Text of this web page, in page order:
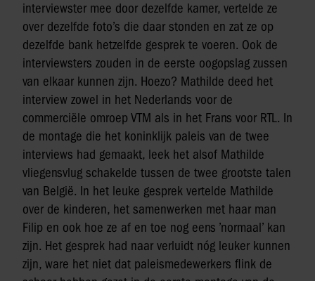
interviewster mee door dezelfde kamer, vertelde ze
over dezelfde foto’s die daar stonden en zat ze op
dezelfde bank hetzelfde gesprek te voeren. Ook de
interviewsters zouden in de eerste oogopslag zussen
van elkaar kunnen zijn. Hoezo? Mathilde deed het
interview zowel in het Nederlands voor de
commerciële omroep VTM als in het Frans voor RTL. In
de montage die het koninklijk paleis van de twee
interviews had gemaakt, leek het alsof Mathilde
vliegensvlug schakelde tussen de twee grootste talen
van België. In het leuke gesprek vertelde Mathilde
over de kinderen, het samenwerken met haar man
Filip en ook hoe ze af en toe nog eens ’normaal’ kan
zijn. Het gesprek had naar verluidt nóg leuker kunnen
zijn, ware het niet dat paleismedewerkers flink de